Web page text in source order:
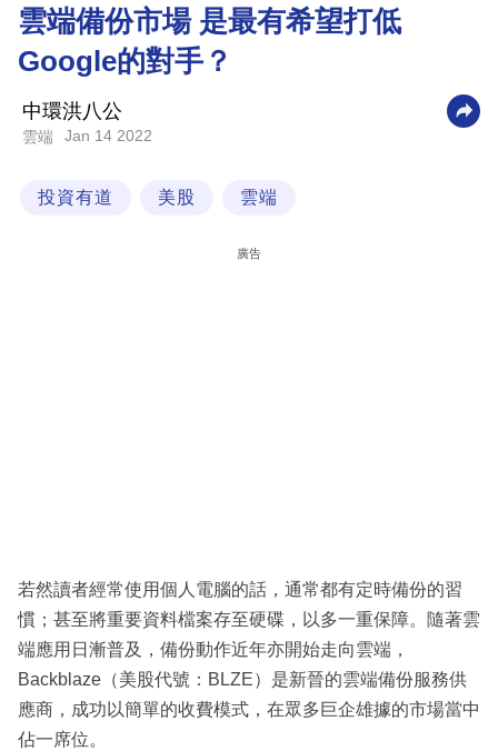
商
業
技
雲端備份市場 是最有希望打低
Google的對手？
中環洪八公
雲端 Jan 14 2022
投資有道 美股 雲端
廣告
若然讀者經常使用個人電腦的話，通常都有定時備份的習
慣；甚至將重要資料檔案存至硬碟，以多一重保障。隨著雲
端應用日漸普及，備份動作近年亦開始走向雲端，
Backblaze（美股代號：BLZE）是新晉的雲端備份服務供
應商，成功以簡單的收費模式，在眾多巨企雄據的市場當中
佔一席位。